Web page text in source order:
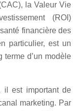
la Valeur Vie
(ROI)
financière des
particulier, est un
d’un modèle
il est important de
marketing. Par